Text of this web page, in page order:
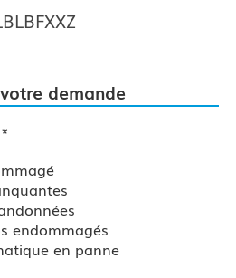
demande
*
endommagés
en panne